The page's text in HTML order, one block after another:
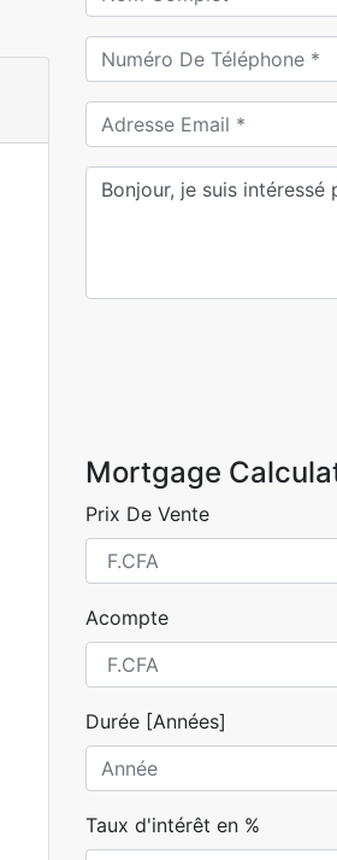
Mortgage
Prix De Vente
Acompte
Durée [Années]
Taux d'intérêt en %